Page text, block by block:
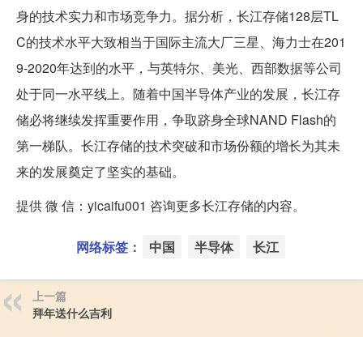
身的技术实力和市场竞争力。据分析，长江存储128层TL
C的技术水平大致相当于国际主流大厂三星、海力士在201
9-2020年达到的水平，与英特尔、美光、西部数据等公司
处于同一水平线上。随着中国半导体产业的发展，长江存
储必将继续发挥重要作用，争取跻身全球NAND Flash的
第一梯队。长江存储的技术突破和市场份额的增长为其未
来的发展奠定了坚实的基础。
提供 微 信：yicaifu001 咨询更多长江存储的内容。
网络标签： 中国 半导体 长江
上一篇
拜年送什么吉利